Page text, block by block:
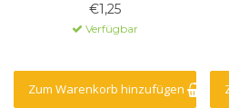
€1,25
Verfügbar
Zum Warenkorb hinzufügen